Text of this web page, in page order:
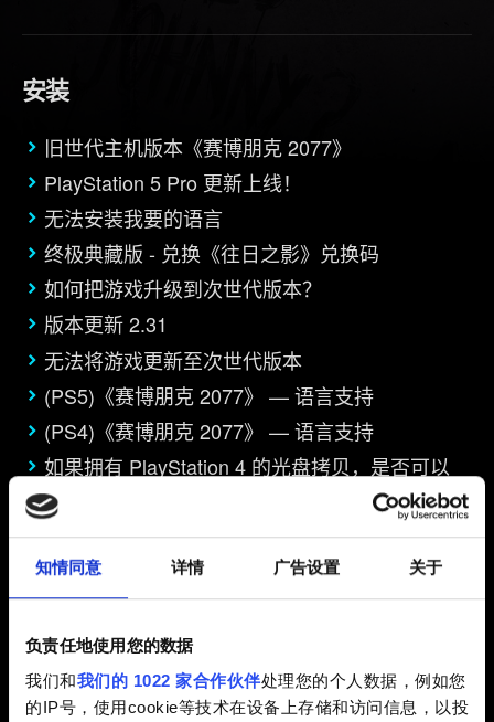
知情同意 详情 广告设置 关于
负责任地使用您的数据
我们和我们的 1022 家合作伙伴处理您的个人数据，例如您
的IP号，使用cookie等技术在设备上存储和访问信息，以投
安装
旧世代主机版本《赛博朋克 2077》
PlayStation 5 Pro 更新上线！
无法安装我要的语言
终极典藏版 - 兑换《往日之影》兑换码
如何把游戏升级到次世代版本？
版本更新 2.31
无法将游戏更新至次世代版本
(PS5)《赛博朋克 2077》 — 语言支持
(PS4)《赛博朋克 2077》 — 语言支持
如果拥有 PlayStation 4 的光盘拷贝，是否可以
在 PlayStation 5 数字版上享受次世代更新内
容？
启动
无法将游戏更新至次世代版本